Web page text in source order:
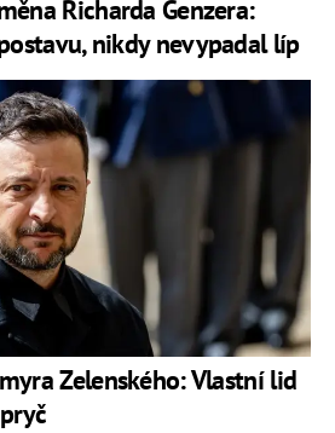
Richarda Genzera:
nikdy nevypadal líp
Zelenského: Vlastní lid